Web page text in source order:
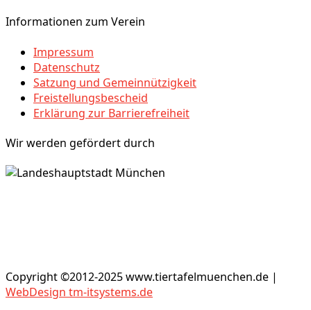
Informationen zum Verein
Impressum
Datenschutz
Satzung und Gemeinnützigkeit
Freistellungsbescheid
Erklärung zur Barrierefreiheit
Wir werden gefördert durch
Copyright ©2012-2025 www.tiertafelmuenchen.de |
WebDesign tm-itsystems.de